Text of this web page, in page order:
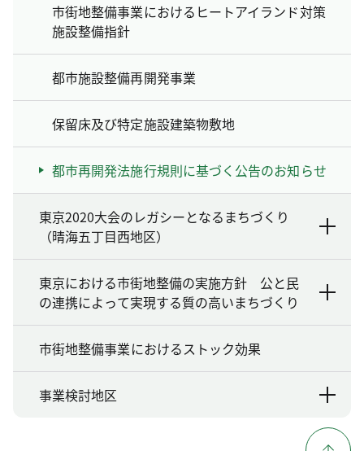
市街地整備事業におけるヒートアイランド対策
施設整備指針
都市施設整備再開発事業
保留床及び特定施設建築物敷地
都市再開発法施行規則に基づく公告のお知らせ
東京2020大会のレガシーとなるまちづくり
（晴海五丁目西地区）
東京における市街地整備の実施方針 公と民
の連携によって実現する質の高いまちづくり
市街地整備事業におけるストック効果
事業検討地区